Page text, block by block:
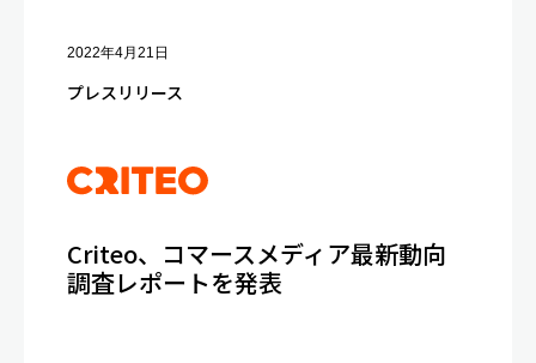
2022年4月21日
プレスリリース
Criteo、コマースメディア最新動向
調査レポートを発表